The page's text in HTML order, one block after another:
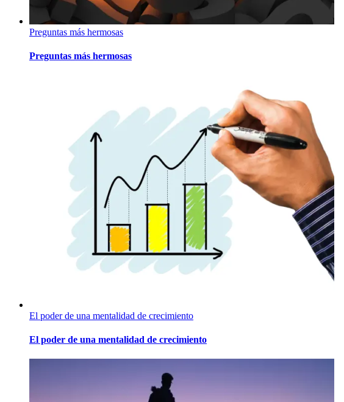
Preguntas más hermosas
Preguntas más hermosas
El poder de una mentalidad de crecimiento
El poder de una mentalidad de crecimiento